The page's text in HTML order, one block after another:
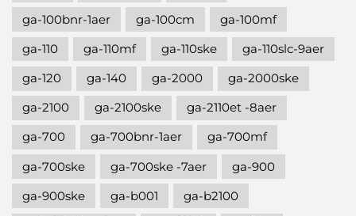
ga-100bnr-1aer ga-100cm
ga-100mf
ga-110
ga-110mf ga-110ske
ga-110slc-9aer
ga-120
ga-140 ga-2000
ga-2000ske
ga-2100
ga-2100ske
ga-2110et -8aer
ga-700
ga-700bnr-1aer
ga-700mf
ga-700ske
ga-700ske -7aer
ga-900
ga-900ske
ga-b001
ga-b2100